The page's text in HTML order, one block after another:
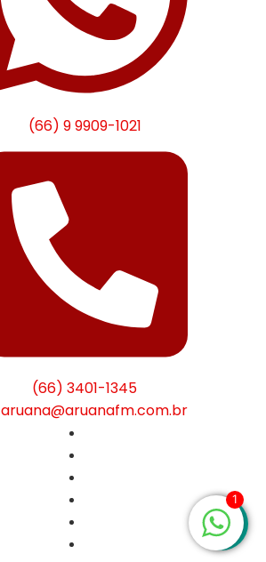
1
(66) 9 9909-1021
(66) 3401-1345
aruana@aruanafm.com.br